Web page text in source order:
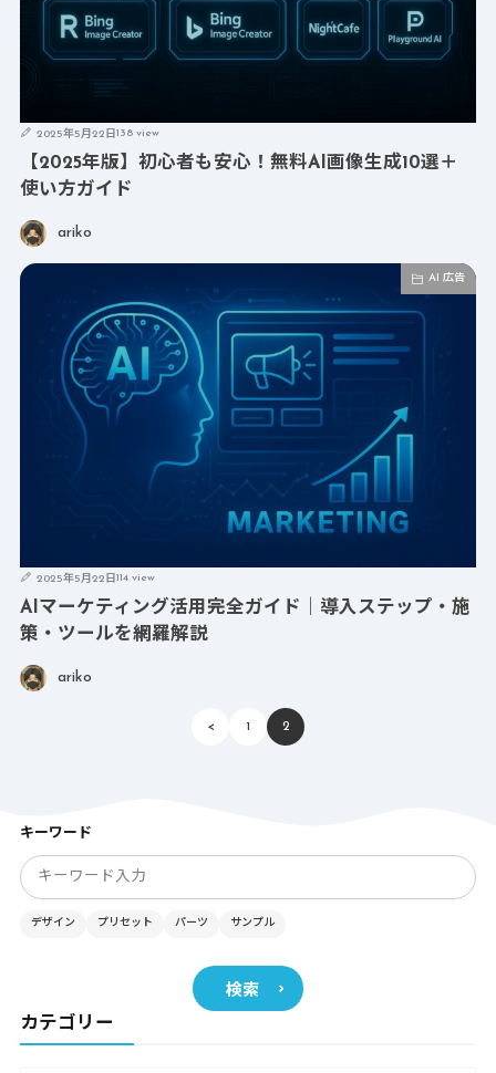
2025年5月22日138 view
【2025年版】初心者も安心！無料AI画像生成10選＋
使い方ガイド
ariko
AI 広告
2025年5月22日114 view
AIマーケティング活用完全ガイド｜導入ステップ・施
策・ツールを網羅解説
ariko
< 1 2
キーワード
デザイン プリセット パーツ サンプル
検索
カテゴリー